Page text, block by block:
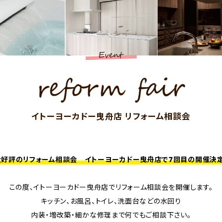
イトーヨーカドー曳舟店 リフォーム相談会
評のリフォーム相談会 イトーヨーカドー曳舟店で7回目の開催決
この度、イトーヨーカドー曳舟店でリフォーム相談会を開催します。
キッチン、お風呂、トイレ、洗面台などの水回り
内装・増改築・細かな修理まで何でもご相談下さい。